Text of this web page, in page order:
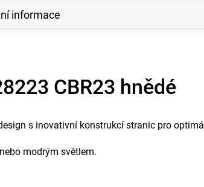
informace
CBR23 hnědé
s inovativní konstrukcí stranic pro
modrým světlem.